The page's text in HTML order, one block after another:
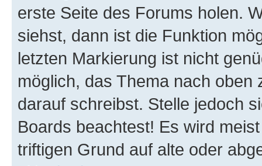
erste Seite des Forums holen.
siehst, dann ist die Funktion
letzten Markierung ist nicht
möglich, das Thema nach oben
darauf schreibst. Stelle jedoch
Boards beachtest! Es wird
triftigen Grund auf alte oder